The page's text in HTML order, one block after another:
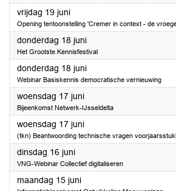
vrijdag 19 juni2026
Opening tentoonstelling 'Cremer in context - de
donderdag 18 juni2026
Het Grootste Kennisfestival
donderdag 18 juni2026
Webinar Basiskennis democratische vernieuwing
woensdag 17 juni2026
Bijeenkomst Netwerk-IJsseldelta
woensdag 17 juni2026
(tkn) Beantwoording technische vragen
dinsdag 16 juni2026
VNG-Webinar Collectief digitaliseren
maandag 15 juni2026